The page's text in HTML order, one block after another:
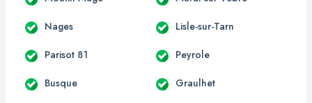
Nages Lisle-sur-Tarn
Parisot 81 Peyrole
Busque Graulhet